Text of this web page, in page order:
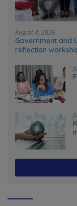
August 4, 2026
Government and
reflection